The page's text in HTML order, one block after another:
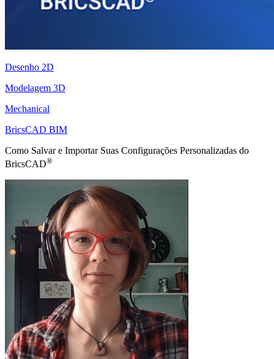
Desenho 2D
Modelagem 3D
Mechanical
BricsCAD BIM
Como Salvar e Importar Suas Configurações Personalizadas do
BricsCAD®